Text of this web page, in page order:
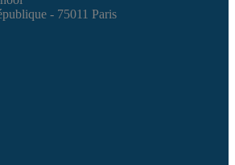
- 75011 Paris